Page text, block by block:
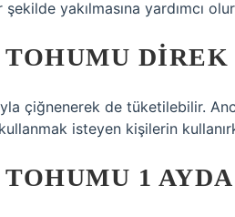
yakılmasına yardımcı
çiğnenerek de tüketilebilir.
isteyen kişilerin
1